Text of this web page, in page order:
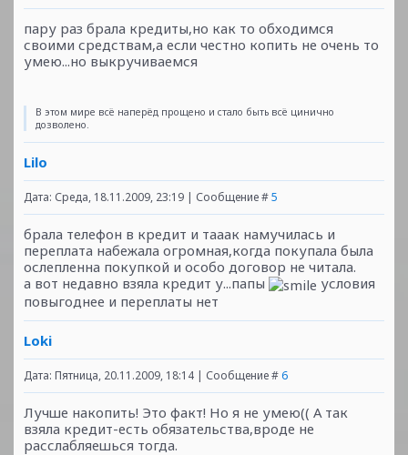
пару раз брала кредиты,но как то обходимся
своими средствам,а если честно копить не очень то
умею...но выкручиваемся
В этом мире всё наперёд прощено и стало быть всё цинично
дозволено.
Lilo
Дата: Среда, 18.11.2009, 23:19 | Сообщение #5
брала телефон в кредит и тааак намучилась и
переплата набежала огромная,когда покупала была
ослепленна покупкой и особо договор не читала.
а вот недавно взяла кредит у...папы
условия
повыгоднее и переплаты нет
Loki
Дата: Пятница, 20.11.2009, 18:14 | Сообщение # 6
Лучше накопить! Это факт! Но я не умею(( А так
взяла кредит-есть обязательства,вроде не
расслабляешься тогда.